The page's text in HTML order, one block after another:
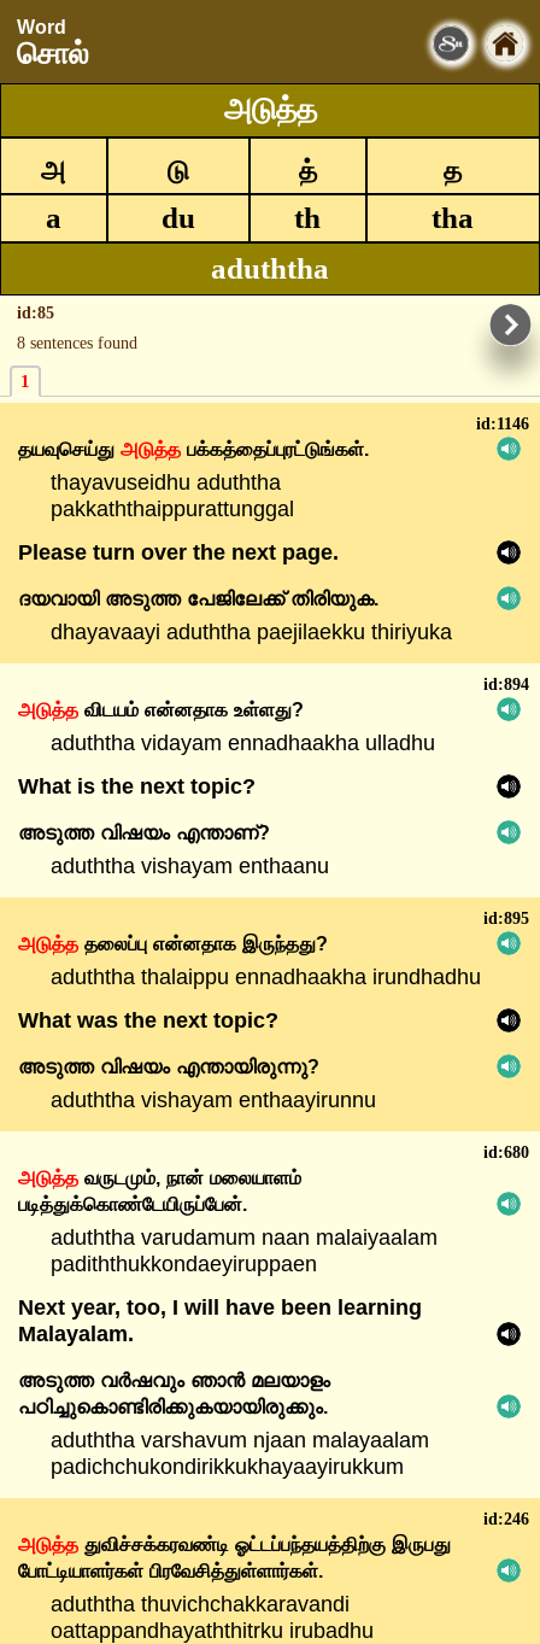
Word
சொல்
அடுத்த
அ டு த் த
a du th
tha
aduththa
id:85
8 sentences found
1
id:1146
தயவுசெய்து அடுத்த பக்கத்தைப்புரட்டுங்கள்.
thayavuseidhu aduththa
pakkaththaippurattunggal
Please turn over the next page.
ദയവായി അടുത്ത പേജിലേക്ക് തിരിയുക.
dhayavaayi aduththa paejilaekku thiriyuka
id:894
அடுத்த விடயம் என்னதாக உள்ளது?
aduththa vidayam ennadhaakha ulladhu
What is the next topic?
അടുത്ത വിഷയം എന്താണ്?
aduththa vishayam enthaanu
id:895
அடுத்த தலைப்பு என்னதாக இருந்தது?
aduththa thalaippu ennadhaakha irundhadhu
What was the next topic?
അടുത്ത വിഷയം എന്തായിരുന്നു?
aduththa vishayam enthaayirunnu
id:680
அடுத்த வருடமும், நான் மலையாளம்
படித்துக்கொண்டேயிருப்பேன்.
aduththa varudamum naan malaiyaalam
padiththukkondaeyiruppaen
Next year, too, I will have been learning
Malayalam.
അടുത്ത വർഷവും ഞാൻ മലയാളം
പഠിച്ചുകൊണ്ടിരിക്കുകയായിരുക്കും.
aduththa varshavum njaan malayaalam
padichchukondirikkukhayaayirukkum
id:246
அடுத்த துவிச்சக்கரவண்டி ஓட்டப்பந்தயத்திற்கு இருபது
போட்டியாளர்கள் பிரவேசித்துள்ளார்கள்.
aduththa thuvichchakkaravandi
oattappandhayaththitrku irubadhu